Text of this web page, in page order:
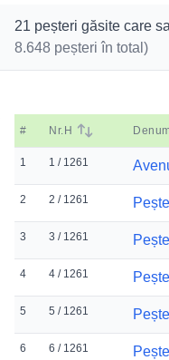
21 peșteri găsite care
8.648 peșteri în total)
# Nr.H
1 1 / 1261
2 2 / 1261
3 3 / 1261
4 4 / 1261
5 5 / 1261
6 6 / 1261